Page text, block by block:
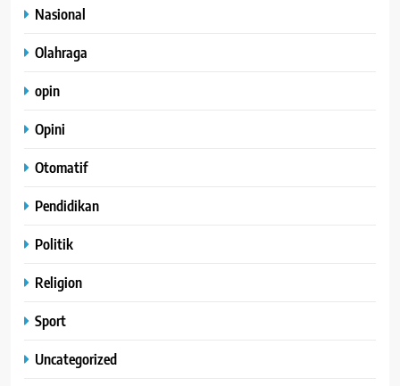
Nasional
Olahraga
opin
Opini
Otomatif
Pendidikan
Politik
Religion
Sport
Uncategorized